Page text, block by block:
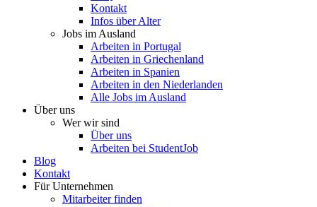
Kontakt
Infos über Alter
Jobs im Ausland
Arbeiten in Portugal
Arbeiten in Griechenland
Arbeiten in Spanien
Arbeiten in den Niederlanden
Alle Jobs im Ausland
Über uns
Wer wir sind
Über uns
Arbeiten bei StudentJob
Blog
Kontakt
Für Unternehmen
Mitarbeiter finden